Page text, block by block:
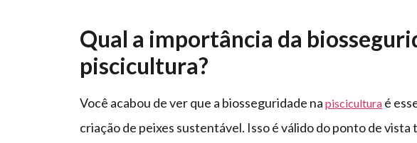
Qual a importância da
piscicultura?
Você acabou de ver que a biosseguridade na piscicultura é
criação de peixes sustentável. Isso é válido do ponto de